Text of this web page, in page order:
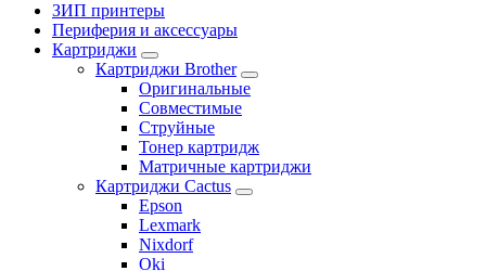
ЗИП принтеры
Периферия и аксессуары
Картриджи
Картриджи Brother
Оригинальные
Совместимые
Струйные
Тонер картридж
Матричные картриджи
Картриджи Cactus
Epson
Lexmark
Nixdorf
Oki